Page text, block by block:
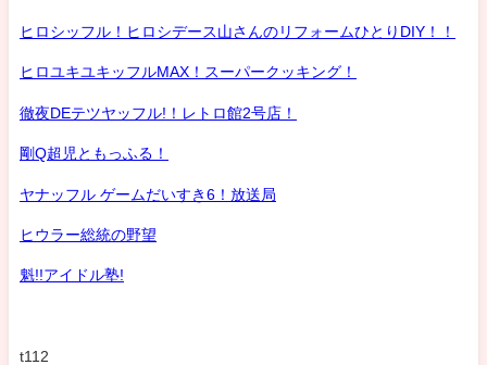
ヒロシッフル！ヒロシデース山さんのリフォームひとりDIY！！
ヒロユキユキッフルMAX！スーパークッキング！
徹夜DEテツヤッフル!！レトロ館2号店！
剛Q超児ともっふる！
ヤナッフル ゲームだいすき6！放送局
ヒウラー総統の野望
魁!!アイドル塾!
t112